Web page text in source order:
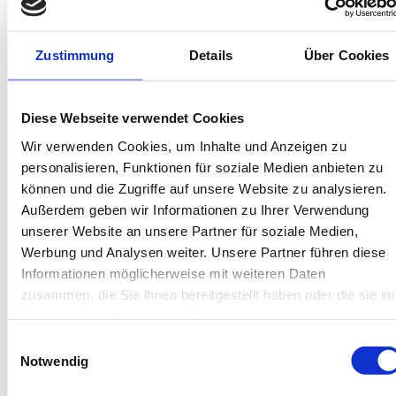
Zustimmung Details Über Cookies
Diese Webseite verwendet Cookies
Wir verwenden Cookies, um Inhalte und Anzeigen zu
personalisieren, Funktionen für soziale Medien anbieten zu
können und die Zugriffe auf unsere Website zu analysieren.
Außerdem geben wir Informationen zu Ihrer Verwendung
unserer Website an unsere Partner für soziale Medien,
Werbung und Analysen weiter. Unsere Partner führen diese
Informationen möglicherweise mit weiteren Daten
zusammen, die Sie ihnen bereitgestellt haben oder die sie im
Notwendig
Best-Preis-Garantie für Ihren Urlaub
Kartenzahlung möglich
Wäschepakete inklusive
Seedorf 3a, 18586 Rügen - Sellin
Objekt-Nr.: 2080002
Diese Unterkunft teilen: